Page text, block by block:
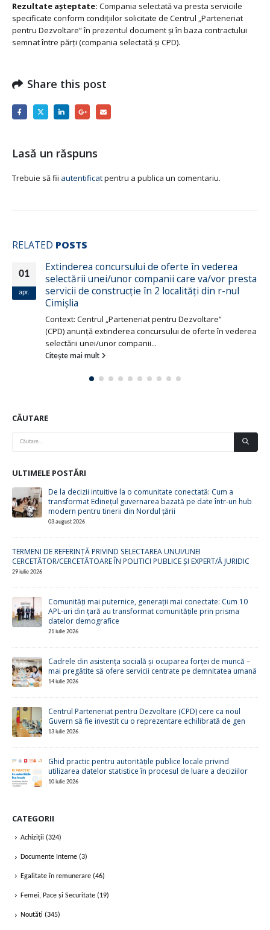
Rezultate așteptate: Compania selectată va presta serviciile
specificate conform condițiilor solicitate de Centrul „Parteneriat
pentru Dezvoltare” în prezentul document şi în baza contractului
semnat între părţi (compania selectată şi CPD).
Share this post
Lasă un răspuns
Trebuie să fii autentificatpentru a publica un comentariu.
RELATED POSTS
01
apr.
Extinderea concursului de oferte în vederea
selectării unei/unor companii care va/vor presta
servicii de construcție în 2 localități din r-nul
Cimișlia
Context: Centrul „Parteneriat pentru Dezvoltare”
(CPD) anunță extinderea concursului de oferte în vederea
selectării unei/unor companii...
Citește mai mult
CĂUTARE
ULTIMELE POSTĂRI
De la decizii intuitive la o comunitate conectată: Cum a
transformat Edinețul guvernarea bazată pe date într-un hub
modern pentru tinerii din Nordul țării
03 august 2026
TERMENI DE REFERINȚĂ PRIVIND SELECTAREA UNUI/UNEI
CERCETĂTOR/CERCETĂTOARE ÎN POLITICI PUBLICE ȘI EXPERT/Ă JURIDIC
29 iulie 2026
Comunități mai puternice, generații mai conectate: Cum 10
APL-uri din țară au transformat comunitățile prin prisma
datelor demografice
21 iulie 2026
Cadrele din asistența socială și ocuparea forței de muncă –
mai pregătite să ofere servicii centrate pe demnitatea umană
14 iulie 2026
Centrul Parteneriat pentru Dezvoltare (CPD) cere ca noul
Guvern să fie investit cu o reprezentare echilibrată de gen
13 iulie 2026
Ghid practic pentru autoritățile publice locale privind
utilizarea datelor statistice în procesul de luare a deciziilor
10 iulie 2026
CATEGORII
Achiziții (324)
Documente Interne (3)
Egalitate în remunerare (46)
Femei, Pace și Securitate (19)
Noutăți (345)